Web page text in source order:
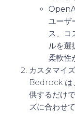
ユーザ
ス、コ
ルを選
柔軟性
カスタマイ
Bedrock は
供するだけ
ズに合わせ